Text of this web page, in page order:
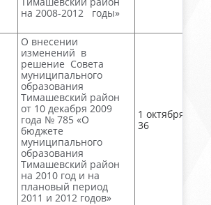
на 2008-2012 годы»
О внесении
изменений в
решение Совета
муниципального
образования
Тимашевский район
от 10 декабря 2009
года № 785 «О
бюджете
муниципального
образования
Тимашевский район
на 2010 год и на
плановый период
2011 и 2012 годов»
1 октября, акт
36